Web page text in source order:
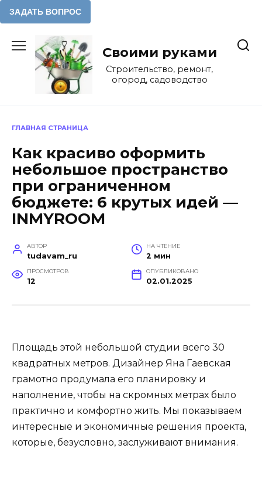
содержанию
Своими руками
Строительство, ремонт,
огород, садоводство
ГЛАВНАЯ СТРАНИЦА
Как красиво оформить
небольшое пространство
при ограниченном
бюджете: 6 крутых идей —
INMYROOM
АВТОР
tudavam_ru
НА ЧТЕНИЕ
2 мин
ПРОСМОТРОВ
12
ОПУБЛИКОВАНО
02.01.2025
Площадь этой небольшой студии всего 30
квадратных метров. Дизайнер Яна Гаевская
грамотно продумала его планировку и
наполнение, чтобы на скромных метрах было
практично и комфортно жить. Мы показываем
интересные и экономичные решения проекта,
которые, безусловно, заслуживают внимания.